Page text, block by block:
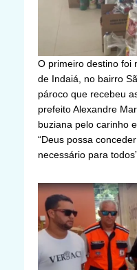
O primeiro destino foi
de Indaiá, no bairro
pároco que recebeu
prefeito Alexandre
buziana pelo carinho
“Deus possa
necessário para